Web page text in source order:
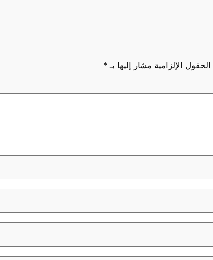
الحقول الإلزامية مشار إليها بـ *